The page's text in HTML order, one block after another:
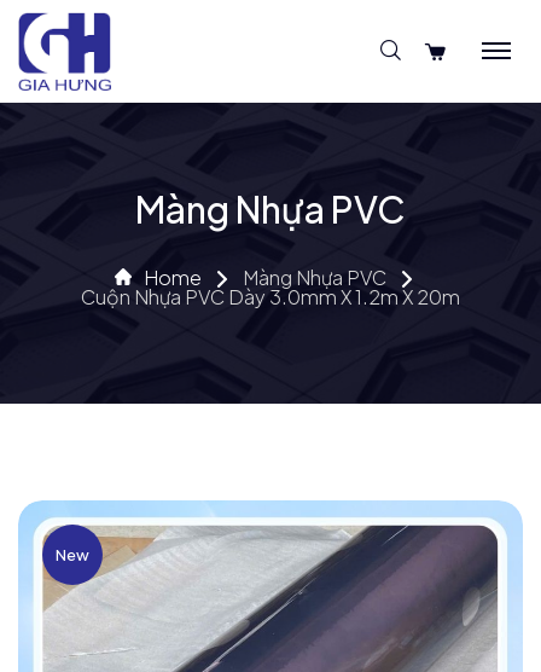
Màng Nhựa PVC
Home Màng Nhựa PVC
Cuộn Nhựa PVC Dày 3.0mm X 1.2m X 20m
New